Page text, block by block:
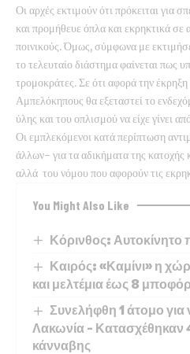
Οι αρχές εκτιμούν ότι πρόκειται για
και προμήθευε όπλα και εκρηκτικά σε
ποινικούς. Όμως, σύμφωνα με
το τελευταίο διάστημα φαίνεται πως
τρομοκράτες. Σε ότι αφορά την
Αμπελόκηπους θα εξεταστεί το
ύλης και του οπλισμού να είχε γίνει
Οι εμπλεκόμενοι κατά περίπτωση
άλλων- για τα αδικήματα της
αλλά του νόμου που αφορούν τις
You Might Also Like
Κόρινθος: Αυτοκίνητο
Καιρός: «Καμίνι» η
και μελτέμια έως 8 μποφόρ
Συνελήφθη 1 άτομο για
Λακωνία – Κατασχέθηκαν
κάνναβης